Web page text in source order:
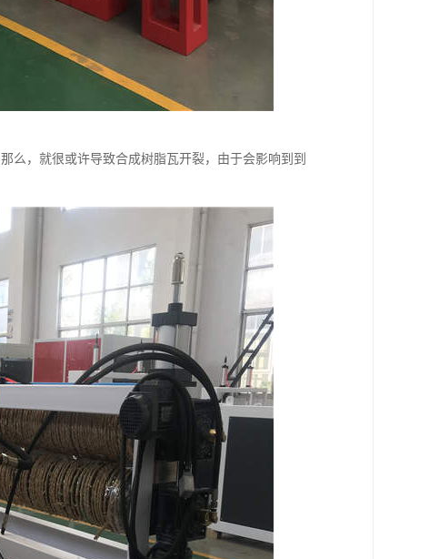
么，就很或许导致合成树脂瓦开裂，由于会影响到到